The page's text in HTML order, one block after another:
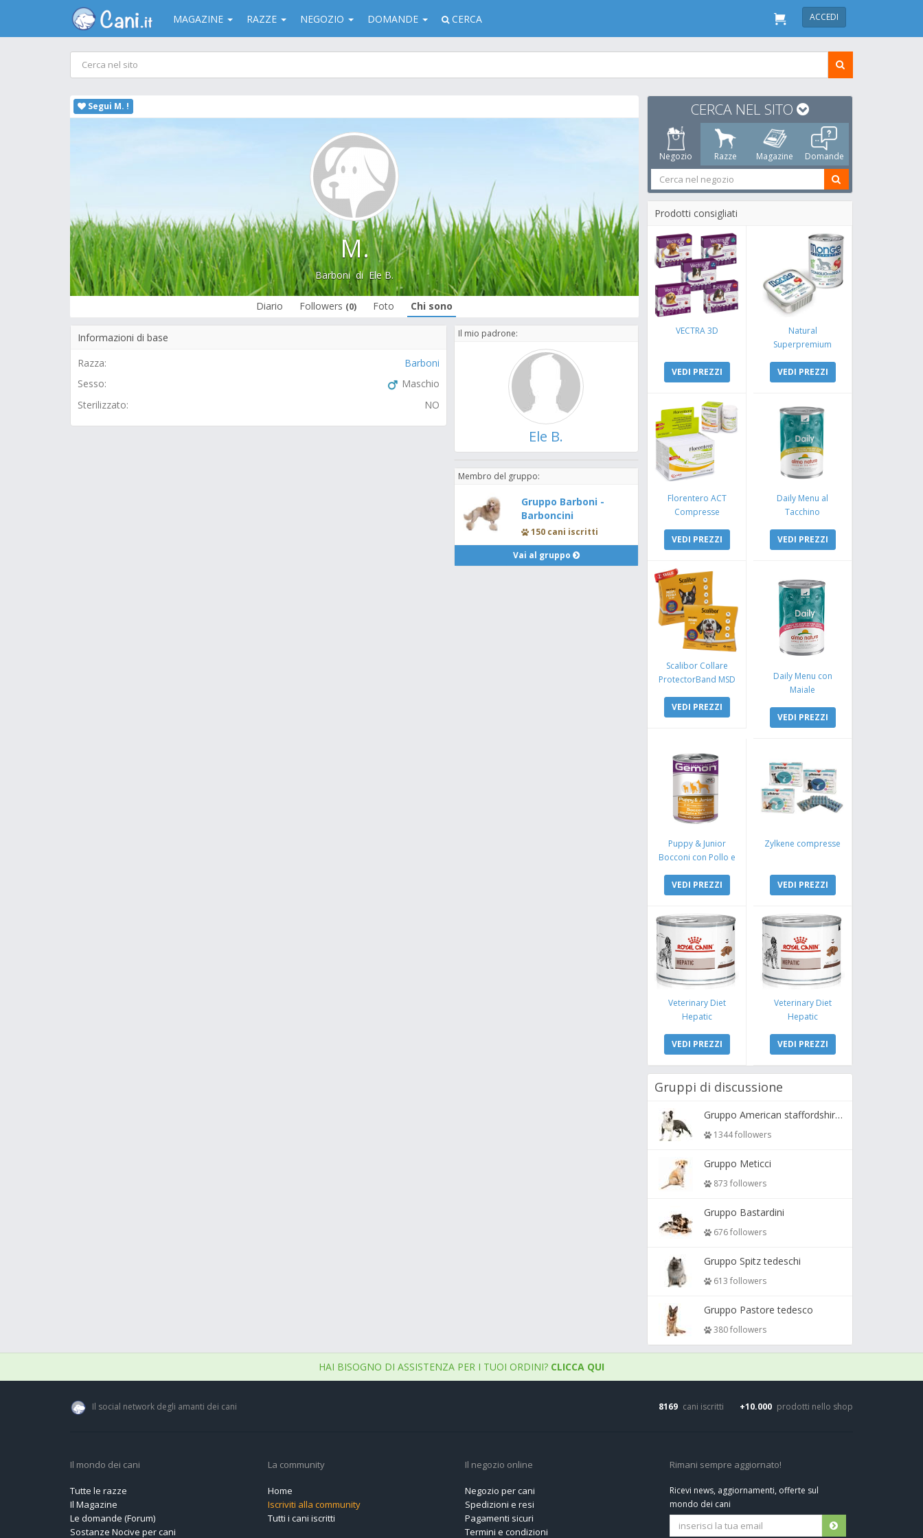
MAGAZINE RAZZE NEGOZIO DOMANDE CERCA ACCEDI
Segui M. !
M.
BarbonidiEle B.
Diario Followers (0) Foto Chi sono
Informazioni di base
Razza:
Barboni
Sesso:
Maschio
Sterilizzato:
NO
Il mio padrone:
Ele B.
Membro del gruppo:
Gruppo Barboni -
Barboncini
150 cani iscritti
Vai al gruppo
CERCA NEL SITO
Negozio Razze Magazine Domande
Prodotti consigliati
VECTRA 3D
VEDI PREZZI
Natural
Superpremium
Coniglio e Mela
VEDI PREZZI
Florentero ACT
Compresse
VEDI PREZZI
Daily Menu al
Tacchino
VEDI PREZZI
Scalibor Collare
ProtectorBand MSD
VEDI PREZZI
Daily Menu con
Maiale
VEDI PREZZI
Puppy & Junior
Bocconi con Pollo e
VEDI PREZZI
Zylkene compresse
VEDI PREZZI
Veterinary Diet
Hepatic
VEDI PREZZI
Veterinary Diet
Hepatic
VEDI PREZZI
Gruppi di discussione
Gruppo American staffordshire terrier ( amstaff, amastaff )
1344 followers
Gruppo Meticci
873 followers
Gruppo Bastardini
676 followers
Gruppo Spitz tedeschi
613 followers
Gruppo Pastore tedesco
380 followers
HAI BISOGNO DI ASSISTENZA PER I TUOI ORDINI? CLICCA QUI
Il social network degli amanti dei cani 8169 cani iscritti +10.000 prodotti nello shop
Il mondo dei cani
Tutte le razze
Il Magazine
Le domande (Forum)
Sostanze Nocive per cani
La community
Home
Iscriviti alla community
Tutti i cani iscritti
Il negozio online
Negozio per cani
Spedizioni e resi
Pagamenti sicuri
Termini e condizioni
Rimani sempre aggiornato!
Ricevi news, aggiornamenti, offerte sul
mondo dei cani